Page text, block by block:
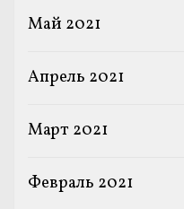
Май 2021
Апрель 2021
Март 2021
Февраль 2021